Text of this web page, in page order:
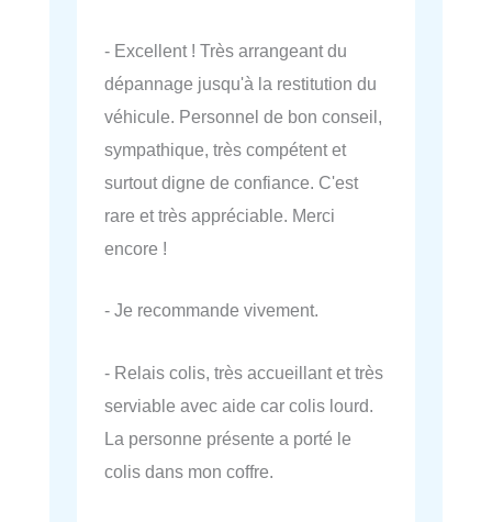
- Excellent ! Très arrangeant du
dépannage jusqu'à la restitution du
véhicule. Personnel de bon conseil,
sympathique, très compétent et
surtout digne de confiance. C'est
rare et très appréciable. Merci
encore !
- Je recommande vivement.
- Relais colis, très accueillant et très
serviable avec aide car colis lourd.
La personne présente a porté le
colis dans mon coffre.